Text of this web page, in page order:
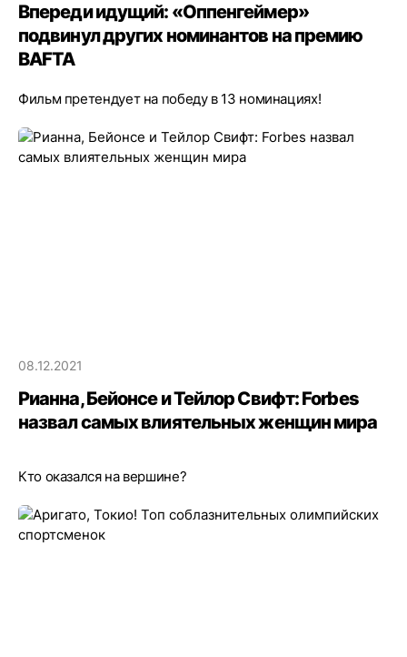
Впереди идущий: «Оппенгеймер»
подвинул других номинантов на премию
BAFTA
Фильм претендует на победу в 13 номинациях!
08.12.2021
Рианна, Бейонсе и Тейлор Свифт: Forbes
назвал самых влиятельных женщин мира
Кто оказался на вершине?